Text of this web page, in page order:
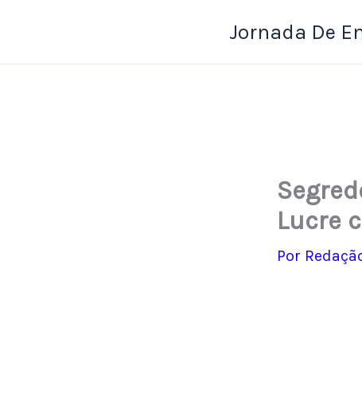
o
Jornada De
Lucre
Por